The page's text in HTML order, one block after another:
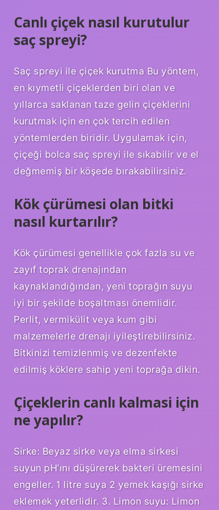
Canlı çiçek nasıl kurutulur
saç spreyi?
Saç spreyi ile çiçek kurutma Bu yöntem,
en kıymetli çiçeklerden biri olan ve
yıllarca saklanan taze gelin çiçeklerini
kurutmak için en çok tercih edilen
yöntemlerden biridir. Uygulamak için,
çiçeği bolca saç spreyi ile sıkabilir ve el
değmemiş bir köşede bırakabilirsiniz.
Kök çürümesi olan bitki
nasıl kurtarılır?
Kök çürümesi genellikle çok fazla su ve
zayıf toprak drenajından
kaynaklandığından, yeni toprağın suyu
iyi bir şekilde boşaltması önemlidir.
Perlit, vermikülit veya kum gibi
malzemelerle drenajı iyileştirebilirsiniz.
Bitkinizi temizlenmiş ve dezenfekte
edilmiş köklere sahip yeni toprağa dikin.
Çiçeklerin canlı kalmasi için
ne yapılır?
Sirke: Beyaz sirke veya elma sirkesi
suyun pH’ını düşürerek bakteri üremesini
engeller. 1 litre suya 2 yemek kaşığı sirke
eklemek yeterlidir. 3. Limon suyu: Limon